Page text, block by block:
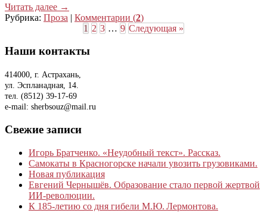
Читать далее →
Рубрика: Проза | Комментарии (2)
1 2 3 … 9 Следующая »
Наши контакты
414000, г. Астрахань,
ул. Эспланадная, 14.
тел. (8512) 39-17-69
e-mail: sherbsouz@mail.ru
Свежие записи
Игорь Братченко. «Неудобный текст». Рассказ.
Самокаты в Красногорске начали увозить грузовиками.
Новая публикация
Евгений Чернышёв. Образование стало первой жертвой
ИИ-революции.
К 185‑летию со дня гибели М.Ю. Лермонтова.